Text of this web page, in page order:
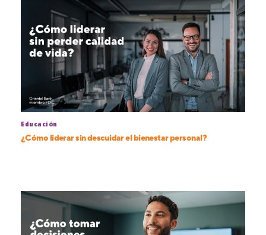
Educación
¿Cómo liderar sin descuidar el bienestar personal?